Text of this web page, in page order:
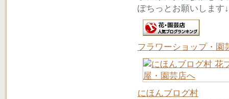
ぽちっとお願いします↓
フラワーショップ・園
にほんブログ村